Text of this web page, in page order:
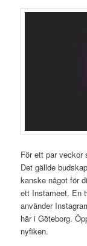
För ett par veckor
Det gällde
kanske något för
ett Instameet. En
använder
här i Göteborg.
nyfiken.